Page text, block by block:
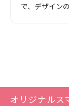
で、デザイン
オリジナルス